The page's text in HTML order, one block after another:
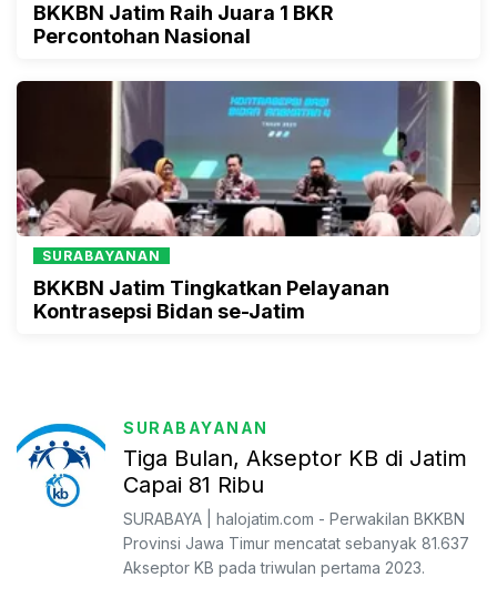
BKKBN Jatim Raih Juara 1 BKR
Percontohan Nasional
SURABAYANAN
BKKBN Jatim Tingkatkan Pelayanan
Kontrasepsi Bidan se-Jatim
SURABAYANAN
Tiga Bulan, Akseptor KB di Jatim
Capai 81 Ribu
SURABAYA | halojatim.com - Perwakilan BKKBN
Provinsi Jawa Timur mencatat sebanyak 81.637
Akseptor KB pada triwulan pertama 2023.